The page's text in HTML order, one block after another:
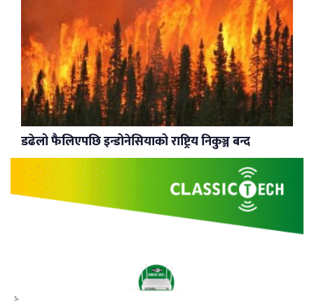
डढेलो फैलिएपछि इन्डोनेसियाको राष्ट्रिय निकुञ्ज बन्द